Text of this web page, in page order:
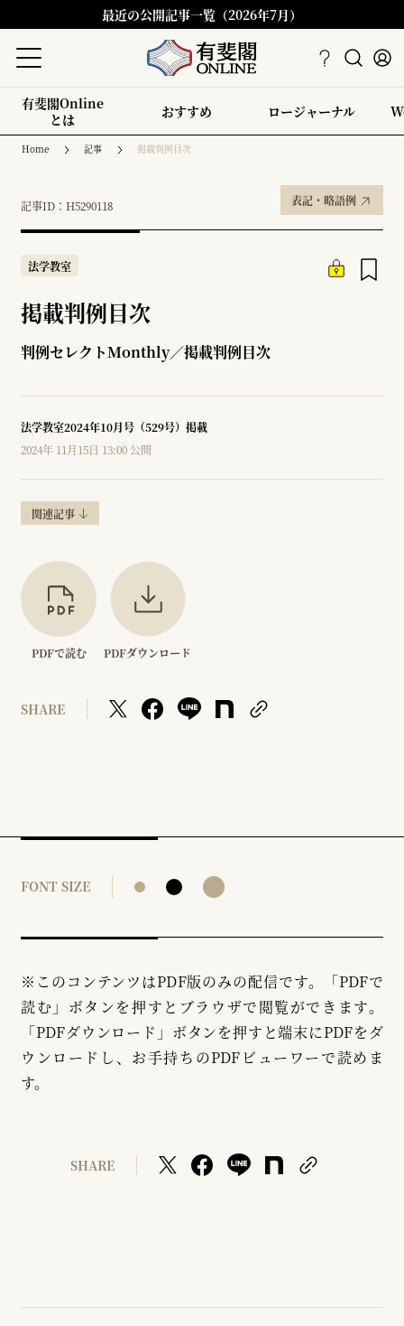
最近の公開記事一覧（2026年7月）
有斐閣Online
とは
おすすめ ロージャーナル
Home 記事 掲載判例目次
記事ID：H5290118 表記・略語例
法学教室
掲載判例目次
判例セレクトMonthly／掲載判例目次
法学教室2024年10月号（529号）掲載
2024年 11月15日 13:00 公開
関連記事
PDFで読む PDFダウンロード
SHARE
FONT SIZE
※このコンテンツはPDF版のみの配信です。「PDFで
読む」ボタンを押すとブラウザで閲覧ができます。
「PDFダウンロード」ボタンを押すと端末にPDFをダ
ウンロードし、お手持ちのPDFビューワーで読めま
す。
SHARE